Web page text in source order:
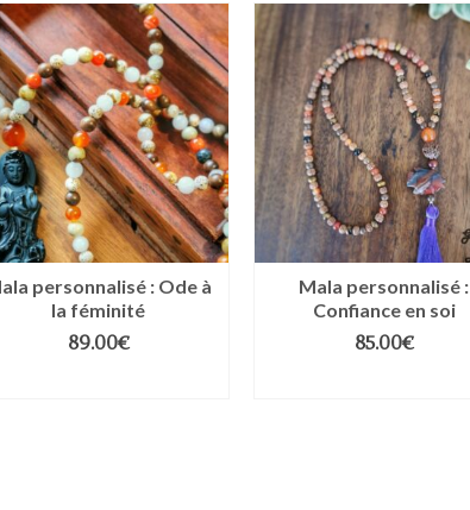
personnalisé : Ode à
la féminité
89.00€
Mala personnalisé :
Confiance en soi
85.00€